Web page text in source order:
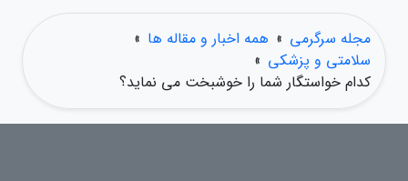
مجله سرگرمی » همه اخبار و مقاله ها »
سلامتی و پزشکی »
کدام خواستگار شما را خوشبخت می نماید؟